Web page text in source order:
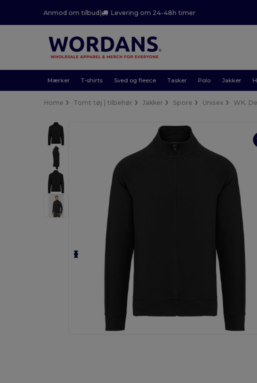
Anmod om tilbud| Levering om 24-48h timer
Mærker T-shirts Sved og fleece Tasker Polo Jakker
Home Tomt tøj | tilbehør Jakker Spore Unisex WK.